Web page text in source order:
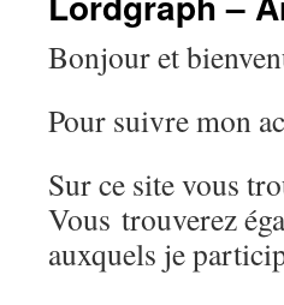
Bonjour et
Pour suivre mon
Sur ce site vous
Vous trouverez
auxquels je